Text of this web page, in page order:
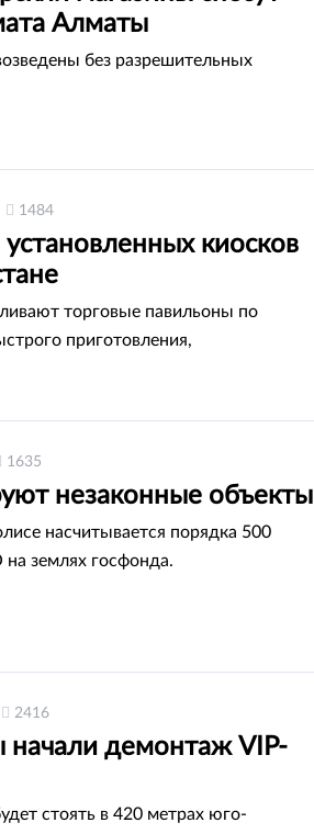
Алматы
без разрешительных
1484
киосков
торговые павильоны по
приготовления,
1635
незаконные объекты
насчитывается порядка 500
землях госфонда.
2416
начали демонтаж VIP-
стоять в 420 метрах юго-